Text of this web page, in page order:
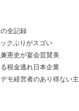
全記録
クぶりがスゴい
憲史が宴会芸賛美
税金逃れ日本企業
モ経営者のあり得ない主